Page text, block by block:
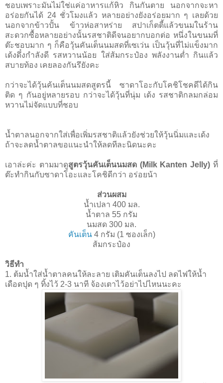
ชอบเพราะมันไม่ใช่แค่อาหารแก้หิว กินกันตาย นอกจากจะหา
อร่อยกันได้ 24 ชั่วโมงแล้ว หลายอย่างยังอร่อยมาก ๆ เลยด้วย
นอกจากข้าวปั้น ข้าวห่อสาหร่าย สปาเก็ตตี้แล้วขนมในร้าน
สะดวกซื้อหลายอย่างนั้นรสชาติดีจนอยากบอกต่อ หนึ่งในขนมที่
ต๊ะชอบมาก ๆ ก็คือวุ้นคันเต็นนมสดที่เซเว่น เป็นวุ้นที่ไม่แข็งมาก
เด้งดึ๋งกำลังดี รสหวานน้อย ใส่ส้มกระป๋อง พลังงานตํ่า กินแล้ว
สบายท้อง เคยลองกันรึยังคะ
กว่าจะได้วุ้นค้นเต็นนมสดสูตรนี้ ซาดาโอะกับโคชิโชคดีได้กิน
ติด ๆ กันอยู่หลายรอบ กว่าจะได้วุ้นที่นุ่ม เด้ง รสชาติกลมกล่อม
หวานไม่จัดแบบที่ชอบ
นํ้าตาลนอกจากใส่เพื่อเพิ่มรสชาติแล้วยังช่วยให้วุ้นนิ่มและเด้ง
ถ้าจะลดนํ้าตาลขอแนะนำให้ลดทีละนิดนะคะ
เอาล่ะค่ะ ตามมาดูสูตรวุ้นคันเต็นนมสด (Milk Kanten Jelly) ที่
ต๊ะทำกินกับซาดาโอะและโคชิดีกว่า อร่อยน้า
ส่วนผสม
นํ้าเปลา 400 มล.
นํ้าตาล 55 กรัม
นมสด 300 มล.
คันเต็น 4 กรัม (1 ซองเล็ก)
ส้มกระป๋อง
วิธีทำ
1. ต้มนํ้าใส่นํ้าตาลคนให้ละลาย เติมคันเต็นลงไป ลดไฟให้นํ้า
เดือดปุด ๆ ทิ้งไว้ 2-3 นาที จ้องเตาไว้อย่าไปไหนนะคะ